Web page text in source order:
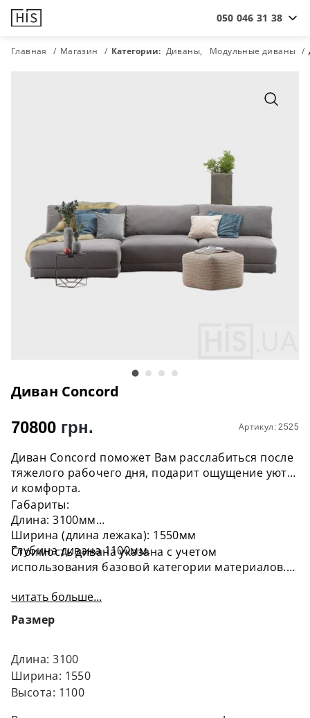
050 046 31 38
Главная Магазин Категории: Диваны Модульные диваны
Диван Concord
Артикул: 2525
70800 грн.
Диван Concord поможет Вам расслабиться после
тяжелого рабочего дня, подарит ощущение уюта
и комфорта.
Габариты:
Длина: 3100мм
Ширина (длина лежака): 1550мм
Глубина дивана 1100мм.
Стоимость дивана указана с учетом
использования базовой категории материалов.
читать больше...
Размер
Длина: 3100
Ширина: 1550
Высота: 1100